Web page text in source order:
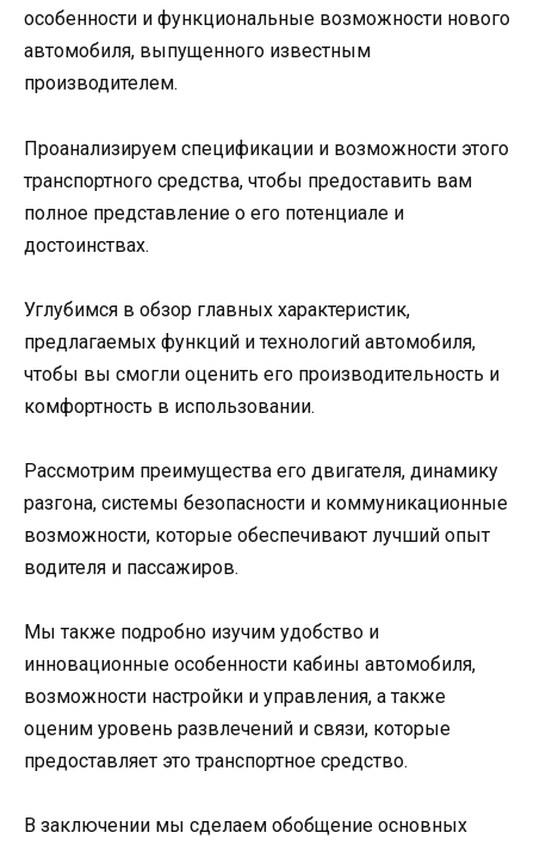
особенности и функциональные возможности нового
автомобиля, выпущенного известным
производителем.
Проанализируем спецификации и возможности этого
транспортного средства, чтобы предоставить вам
полное представление о его потенциале и
достоинствах.
Углубимся в обзор главных характеристик,
предлагаемых функций и технологий автомобиля,
чтобы вы смогли оценить его производительность и
комфортность в использовании.
Рассмотрим преимущества его двигателя, динамику
разгона, системы безопасности и коммуникационные
возможности, которые обеспечивают лучший опыт
водителя и пассажиров.
Мы также подробно изучим удобство и
инновационные особенности кабины автомобиля,
возможности настройки и управления, а также
оценим уровень развлечений и связи, которые
предоставляет это транспортное средство.
В заключении мы сделаем обобщение основных